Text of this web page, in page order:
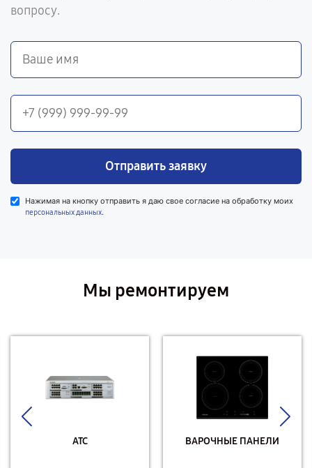
вопросу.
Отправить заявку
Нажимая на кнопку отправить я даю свое согласие на обработку моих
персональных данных.
Мы ремонтируем
АТС ВАРОЧНЫЕ ПАНЕЛИ